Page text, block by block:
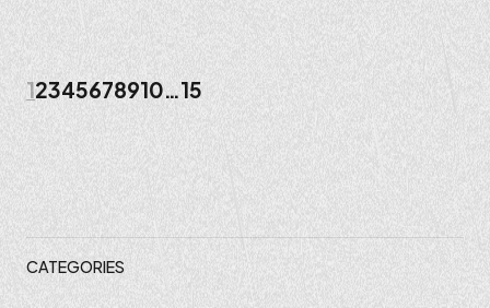
投
ナ
ビ
12345678910…15
CATEGORIES